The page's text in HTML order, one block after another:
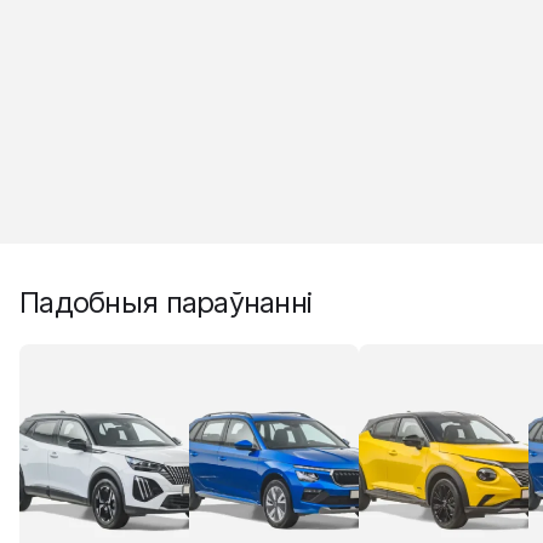
Падобныя параўнанні